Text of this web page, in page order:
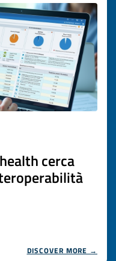
cerca
DISCOVER MORE →